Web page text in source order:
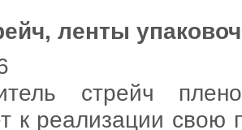
ленты
стрейч
к реализации свою